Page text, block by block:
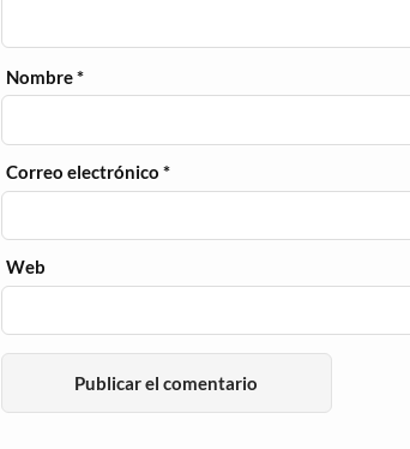
Nombre*
Correo electrónico*
Web